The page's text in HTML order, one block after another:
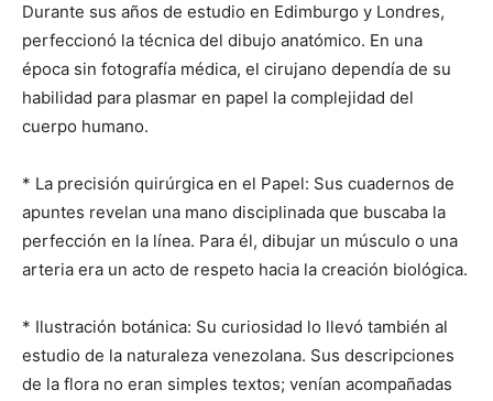
Durante sus años de estudio en Edimburgo y Londres,
perfeccionó la técnica del dibujo anatómico. En una
época sin fotografía médica, el cirujano dependía de su
habilidad para plasmar en papel la complejidad del
cuerpo humano.
* La precisión quirúrgica en el Papel: Sus cuadernos de
apuntes revelan una mano disciplinada que buscaba la
perfección en la línea. Para él, dibujar un músculo o una
arteria era un acto de respeto hacia la creación biológica.
* Ilustración botánica: Su curiosidad lo llevó también al
estudio de la naturaleza venezolana. Sus descripciones
de la flora no eran simples textos; venían acompañadas